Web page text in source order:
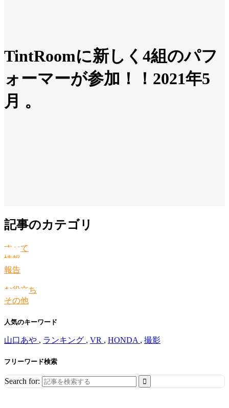
TintRoomに新しく4組のパフ
ォーマーが参加！！2021年5
月 。
記事のカテゴリ
すべて
情報
報告
お役立ち
その他
人気のキーワード
山口あや , ランキング , VR , HONDA , 撮影
フリーワード検索
Search for: